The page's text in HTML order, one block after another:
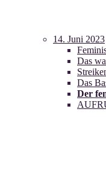
14. Juni 2023
Das
Das
Der